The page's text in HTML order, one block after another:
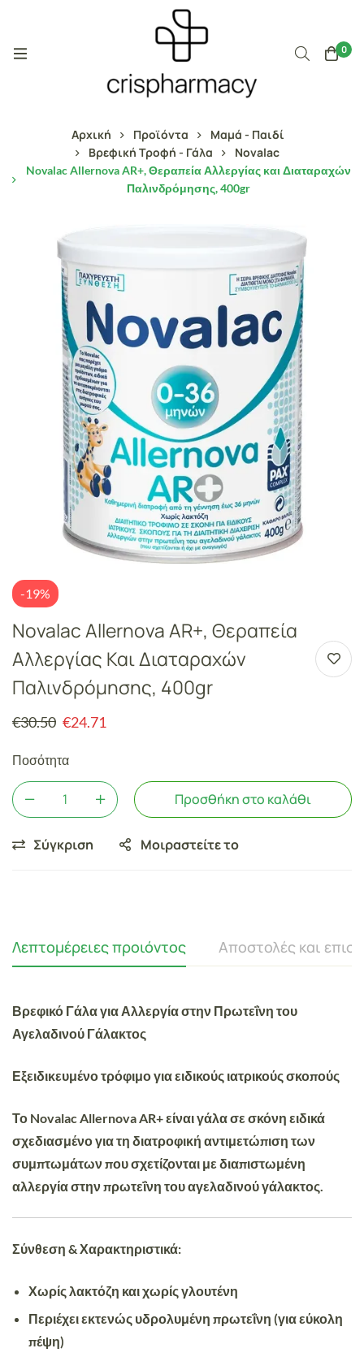
0
Αρχική Προϊόντα
Μαμά - Παιδί
Βρεφική Τροφή - Γάλα
Novalac
Novalac Allernova AR+, Θεραπεία Αλλεργίας και Διαταραχών
Παλινδρόμησης, 400gr
-19%
Novalac Allernova AR+, Θεραπεία
Αλλεργίας Και Διαταραχών
Παλινδρόμησης, 400gr
€30.50 €24.71
Ποσότητα
Προσθήκη στο καλάθι
Σύγκριση Μοιραστείτε το
Λεπτομέρειες προιόντος Αποστολές και
Βρεφικό Γάλα για Αλλεργία στην Πρωτεΐνη του
Αγελαδινού Γάλακτος
Εξειδικευμένο τρόφιμο για ειδικούς ιατρικούς σκοπούς
Το Novalac Allernova AR+ είναι γάλα σε σκόνη ειδικά
σχεδιασμένο για τη διατροφική αντιμετώπιση των
συμπτωμάτων που σχετίζονται με διαπιστωμένη
αλλεργία στην πρωτεΐνη του αγελαδινού γάλακτος.
Σύνθεση & Χαρακτηριστικά:
Χωρίς λακτόζη και χωρίς γλουτένη
Περιέχει εκτενώς υδρολυμένη πρωτεΐνη (για εύκολη
πέψη)